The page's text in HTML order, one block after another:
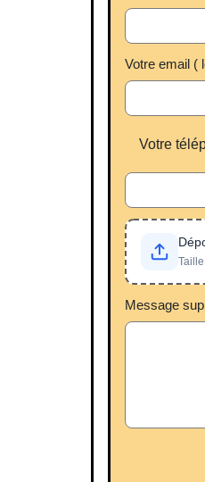
Votre email (
Votre
Message